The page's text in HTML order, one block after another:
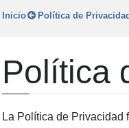
Inicio Política de Privacidad
Política
La Política de